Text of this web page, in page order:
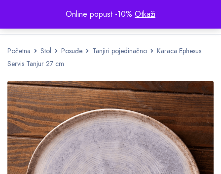
Online popust -10% Otkaži
Početna Stol Posuđe Tanjiri pojedinačno
Karaca Ephesus
Servis Tanjur 27 cm